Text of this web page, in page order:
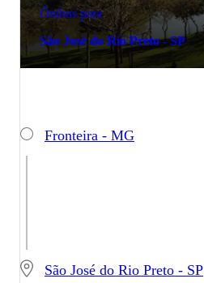
Ônibus para
São José do Rio Preto - SP
Fronteira - MG
São José do Rio Preto - SP